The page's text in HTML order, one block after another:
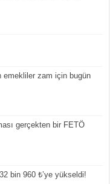
emekliler zam için bugün
gerçekten bir FETÖ
bin 960 ₺’ye yükseldi!